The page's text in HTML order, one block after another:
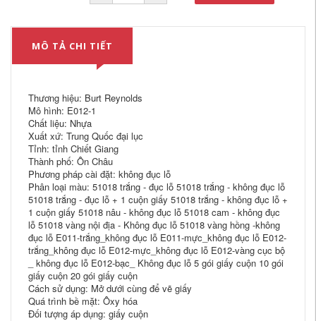
MÔ TẢ CHI TIẾT
Thương hiệu: Burt Reynolds
Mô hình: E012-1
Chất liệu: Nhựa
Xuất xứ: Trung Quốc đại lục
Tỉnh: tỉnh Chiết Giang
Thành phố: Ôn Châu
Phương pháp cài đặt: không đục lỗ
Phân loại màu: 51018 trắng - đục lỗ 51018 trắng - không đục lỗ
51018 trắng - đục lỗ + 1 cuộn giấy 51018 trắng - không đục lỗ +
1 cuộn giấy 51018 nâu - không đục lỗ 51018 cam - không đục
lỗ 51018 vàng nội địa - Không đục lỗ 51018 vàng hồng -không
đục lỗ E011-trắng_không đục lỗ E011-mực_không đục lỗ E012-
trắng_không đục lỗ E012-mực_không đục lỗ E012-vàng cục bộ
_ không đục lỗ E012-bạc_ Không đục lỗ 5 gói giấy cuộn 10 gói
giấy cuộn 20 gói giấy cuộn
Cách sử dụng: Mở dưới cùng để vẽ giấy
Quá trình bề mặt: Ôxy hóa
Đối tượng áp dụng: giấy cuộn